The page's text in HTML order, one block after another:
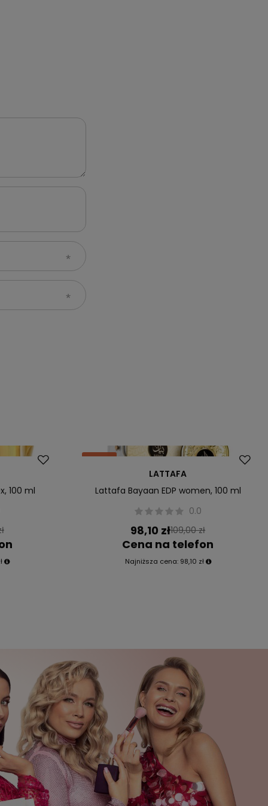
100 ml
Okazja
LATTAFA
Lattafa Bayaan EDP women, 100 ml
0.0
98,10 zł109,00 zł
Cena na telefon
Najniższa cena: 98,10 zł